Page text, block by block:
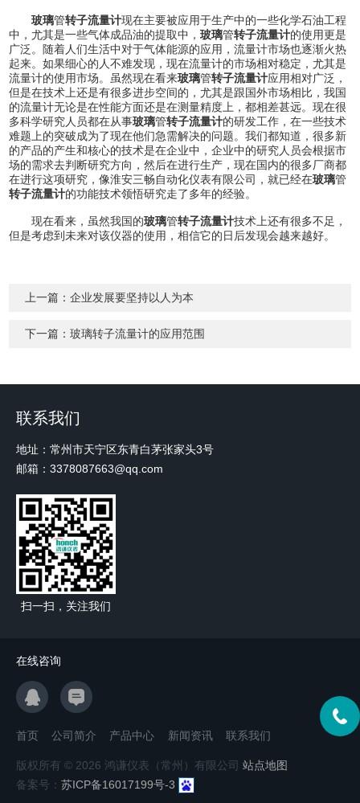
玻璃管转子流量计现在主要被应用于生产中的一些化学石油工程
中，尤其是一些气体成品油的提取中，玻璃管转子流量计的使用更是
广泛。随着人们生活中对于气体能源的应用，流量计市场也逐渐火热
起来。如果细心的人不难发现，现在流量计的市场相对稳定，尤其是
流量计的使用市场。虽然现在看来玻璃管转子流量计应用相对广泛，
但是在技术上还是有很多进步空间的，尤其是跟国外市场相比，我国
的流量计无论是在性能方面还是在测量精度上，都相差甚远。现在很
多科学研究人员都在从事玻璃管转子流量计的研发工作，在一些技术
难题上的突破成为了现在他们急需解决的问题。我们都知道，很多新
的产品的产生和核心的技术是在企业中，企业中的研究人员会根据市
场的需求去判断研究方向，然后在进行生产，现在国内的很多厂商都
在进行这项研究，像淮安三畅自动化仪表有限公司，就已经在玻璃管
转子流量计的功能技术领悟研究走了多年的经验。
现在看来，虽然我国的玻璃管转子流量计技术上还有很多不足，
但是考虑到未来对该仪器的使用，相信它的日后发现会越来越好。
上一篇：企业发展要坚持以人为本
下一篇：玻璃转子流量计的应用范围
联系我们
地址：常州市天宁区东青白茅张家头3号
邮箱：3378087663@qq.com
扫一扫，关注我们
在线咨询
首页 公司简介 产品中心 新闻资讯 联系我们
版权所有 © 2026 鸿谦仪表（常州）有限公司 站点地图
备案号： 苏ICP备16017199号-3